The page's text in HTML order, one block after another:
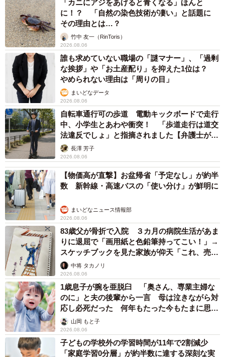
「カニにアジをあげると青くなる」ほんと
に！？ 「自然の染色技術が凄い」と話題に
その理由とは…？
竹中 友一（RinToris）
2026.08.06
誰も求めていない職場の「謎マナー」、「過剰
な挨拶」や「お土産配り」を抑えた1位は？
やめられない理由は「周りの目」
まいどなデータ
2026.08.06
自転車通行可の歩道 電動キックボードで走行
中、小学生とあわや衝突！ 「歩道走行は道交
法違反でしょ」と指摘されました【弁護士が解
説】長澤 芳子
2026.08.06
【物価高が直撃】お盆帰省「予定なし」が約半
数 新幹線・高速バスの「使い分け」が鮮明に
まいどなニュース情報部
2026.08.06
83歳父が骨折で入院 ３カ月の病院生活があま
りに退屈で「画用紙と色鉛筆持ってこい！」→
スケッチブックを見た家族が仰天「これ、売れ
ますよ…」
中将 タカノリ
2026.08.06
1歳息子が腕を亜脱臼 「奥さん、専業主婦な
のに」と夫の後輩から一言 母は泣きながら対
応し必死だった 何年もたった今もたまに思い
出し…山岡 もと子
2026.08.06
子どもの学校外の学習時間が11年で2割減少
「家庭学習0分層」が約半数に達する深刻な実